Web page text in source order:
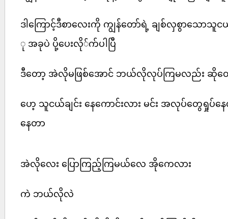
ဒါကြောင့်ဒီစာလေးကို ကျွန်တော်ရဲ့ ချစ်လှစွာသောသူင
ု အခုပဲ ပို့ပေးလို်က်ပါပြီ
ဒီတော့ အဲလိုမဖြစ်အောင် ဘယ်လိုလုပ်ကြမလည်း ဆိုတ
ဟေ့ သူငယ်ချင်း နေကောင်းလား မင်း အလုပ်တွေရှုပ်န
နေတာ
အဲလိုလေး ပြောကြည့်ကြမယ်လေ အိုကေလား
ကဲ ဘယ်လိုလဲ